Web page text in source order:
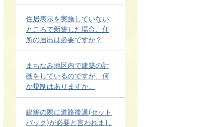
住居表示を実施していない
ところで新築した場合、住
所の届出は必要ですか？
まちなみ地区内で建築の計
画をしているのですが、何
か規制はありますか。
建築の際に道路後退(セット
バック)が必要と言われまし